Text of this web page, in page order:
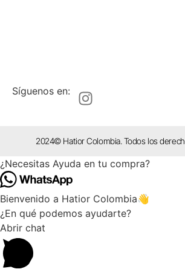
Síguenos en:
2024© Hatior Colombia. Todos los
¿Necesitas Ayuda en tu compra?
Bienvenido a Hatior Colombia👋
¿En qué podemos ayudarte?
Abrir chat